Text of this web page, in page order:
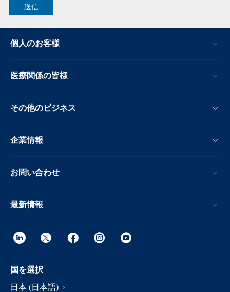
個人のお客様
医療関係の皆様
その他のビジネス
企業情報
お問い合わせ
最新情報
国を選択
日本 (日本語)